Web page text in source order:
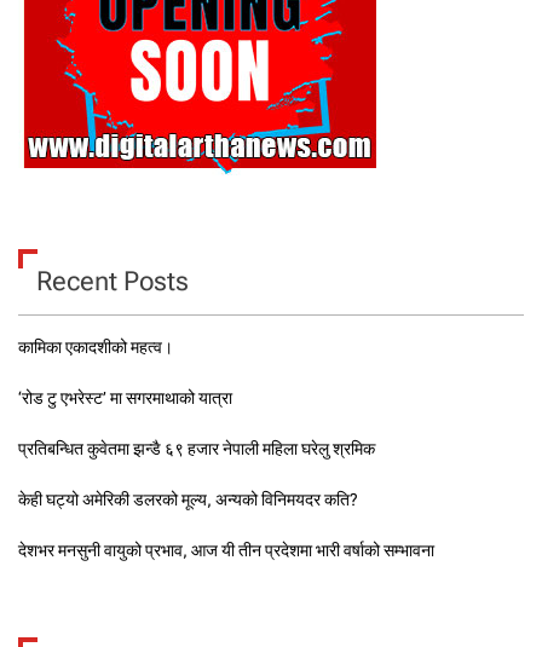
Recent Posts
कामिका एकादशीको महत्व।
‘रोड टु एभरेस्ट’ मा सगरमाथाको यात्रा
प्रतिबन्धित कुवेतमा झन्डै ६९ हजार नेपाली महिला घरेलु श्रमिक
केही घट्यो अमेरिकी डलरको मूल्य, अन्यको विनिमयदर कति?
देशभर मनसुनी वायुको प्रभाव, आज यी तीन प्रदेशमा भारी वर्षाको सम्भावना